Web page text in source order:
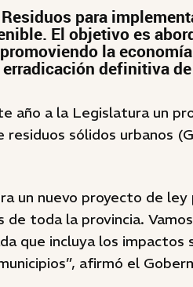
para
El objetivo es
la
definitiva
año a la Legislatura un
sólidos urbanos
un nuevo proyecto de
toda la provincia.
que incluya los impactos
afirmó el